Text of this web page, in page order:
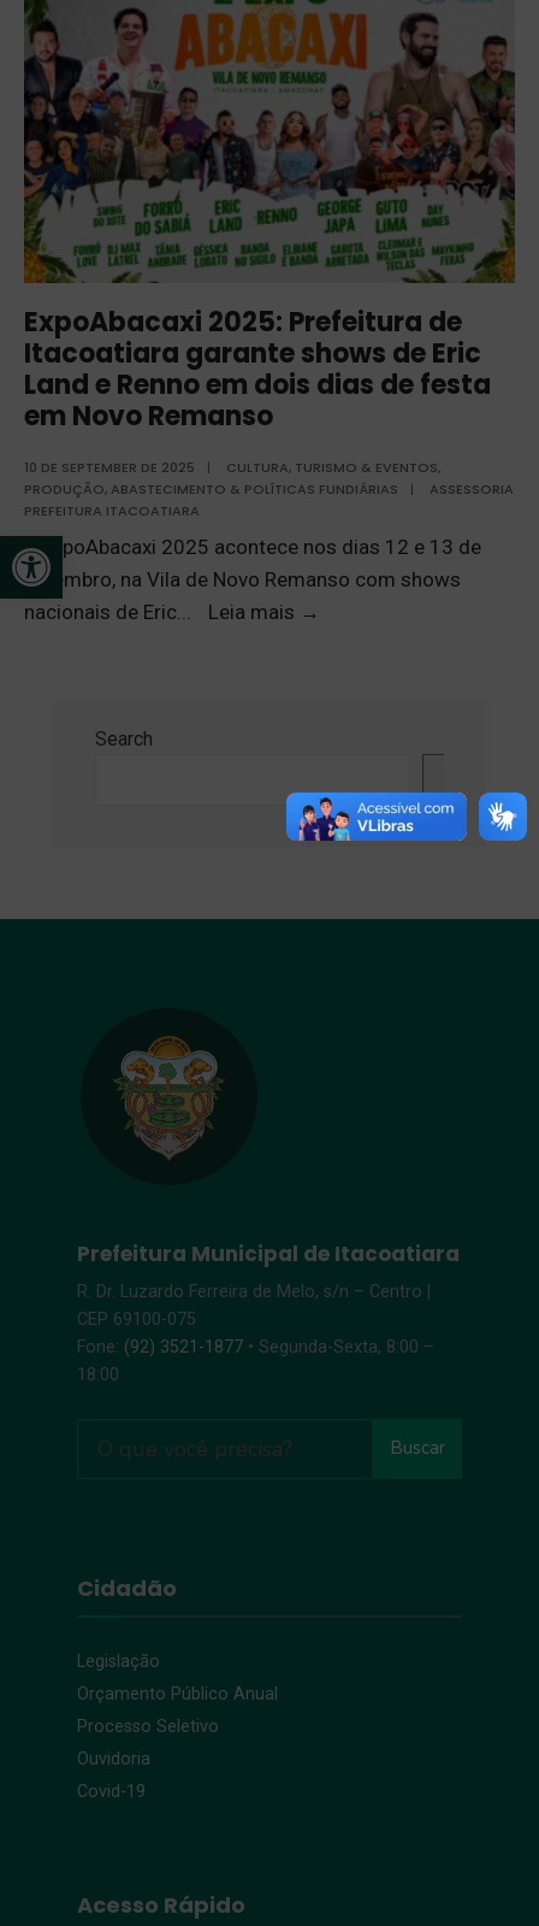
Open toolbar
ExpoAbacaxi 2025: Prefeitura de
Itacoatiara garante shows de Eric
Land e Renno em dois dias de festa
em Novo Remanso
10 DE SEPTEMBER DE 2025 | CULTURA, TURISMO & EVENTOS,
PRODUÇÃO, ABASTECIMENTO & POLÍTICAS FUNDIÁRIAS
|
ASSESSORIA
PREFEITURA ITACOATIARA
A ExpoAbacaxi 2025 acontece nos dias 12 e 13 de
setembro, na Vila de Novo Remanso com shows
nacionais de Eric
Leia mais →
Search
Prefeitura Municipal de Itacoatiara
R. Dr. Luzardo Ferreira de Melo, s/n – Centro |
CEP 69100-075
Fone: (92) 3521-1877 • Segunda-Sexta, 8:00 –
18:00
Buscar
Cidadão
Legislação
Orçamento Público Anual
Processo Seletivo
Ouvidoria
Covid-19
Acesso Rápido